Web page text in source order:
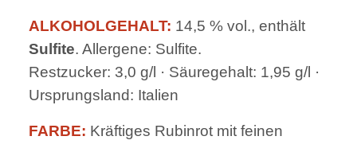
ALKOHOLGEHALT: 14,5 % vol., enthält
Sulfite. Allergene: Sulfite.
Restzucker: 3,0 g/l · Säuregehalt: 1,95 g/l ·
Ursprungsland: Italien
FARBE: Kräftiges Rubinrot mit feinen